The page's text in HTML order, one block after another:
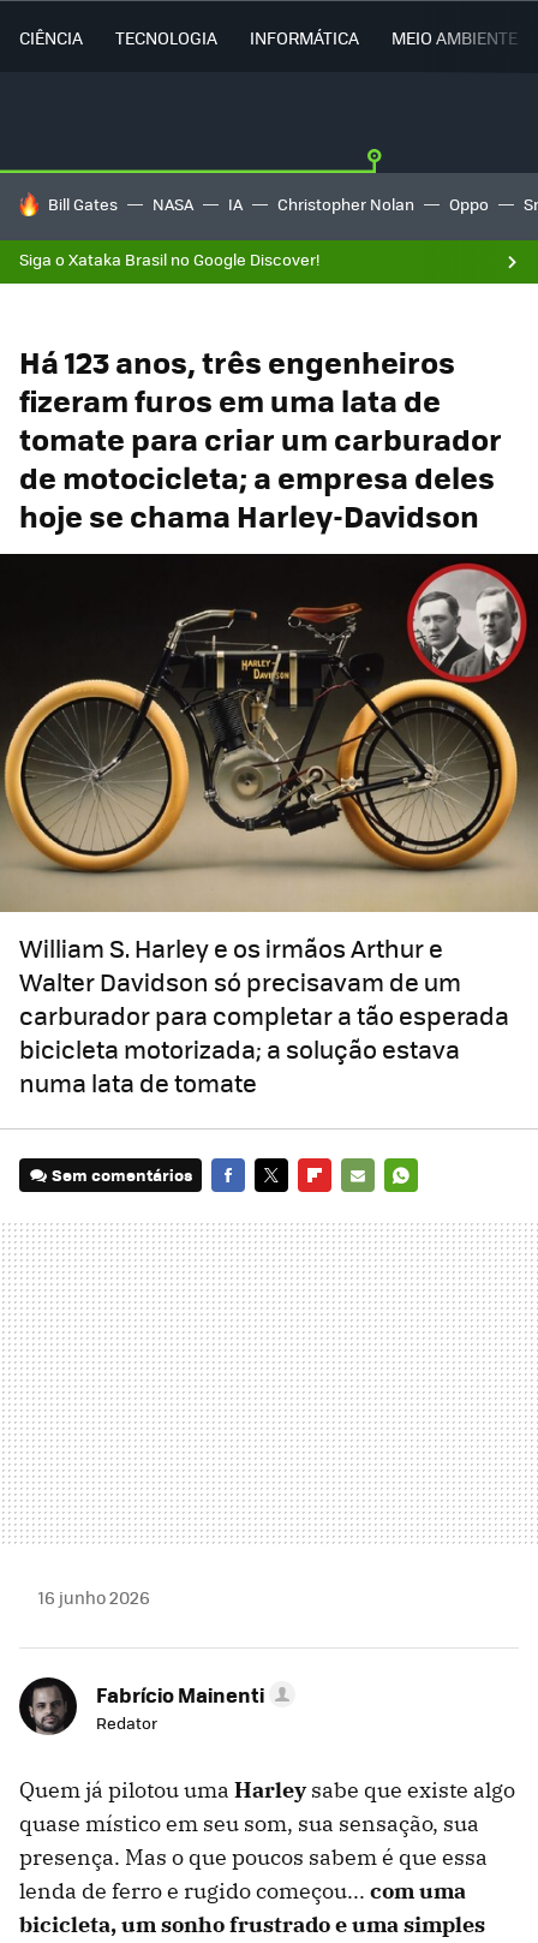
CIÊNCIA TECNOLOGIA INFORMÁTICA MEIO AMBIENTE
TENDÊNCIAS DO DIA
Bill Gates NASA IA Christopher Nolan Oppo
Siga o Xataka Brasil no Google Discover!
Há 123 anos, três engenheiros
fizeram furos em uma lata de
tomate para criar um carburador
de motocicleta; a empresa deles
hoje se chama Harley-Davidson
William S. Harley e os irmãos Arthur e
Walter Davidson só precisavam de um
carburador para completar a tão esperada
bicicleta motorizada; a solução estava
numa lata de tomate
Sem comentários
MAIL
16 junho 2026
Fabrício Mainenti
Redator
Quem já pilotou uma Harleysabe que existe algo
quase místico em seu som, sua sensação, sua
presença. Mas o que poucos sabem é que essa
lenda de ferro e rugido começou... com uma
bicicleta, um sonho frustrado e uma simples